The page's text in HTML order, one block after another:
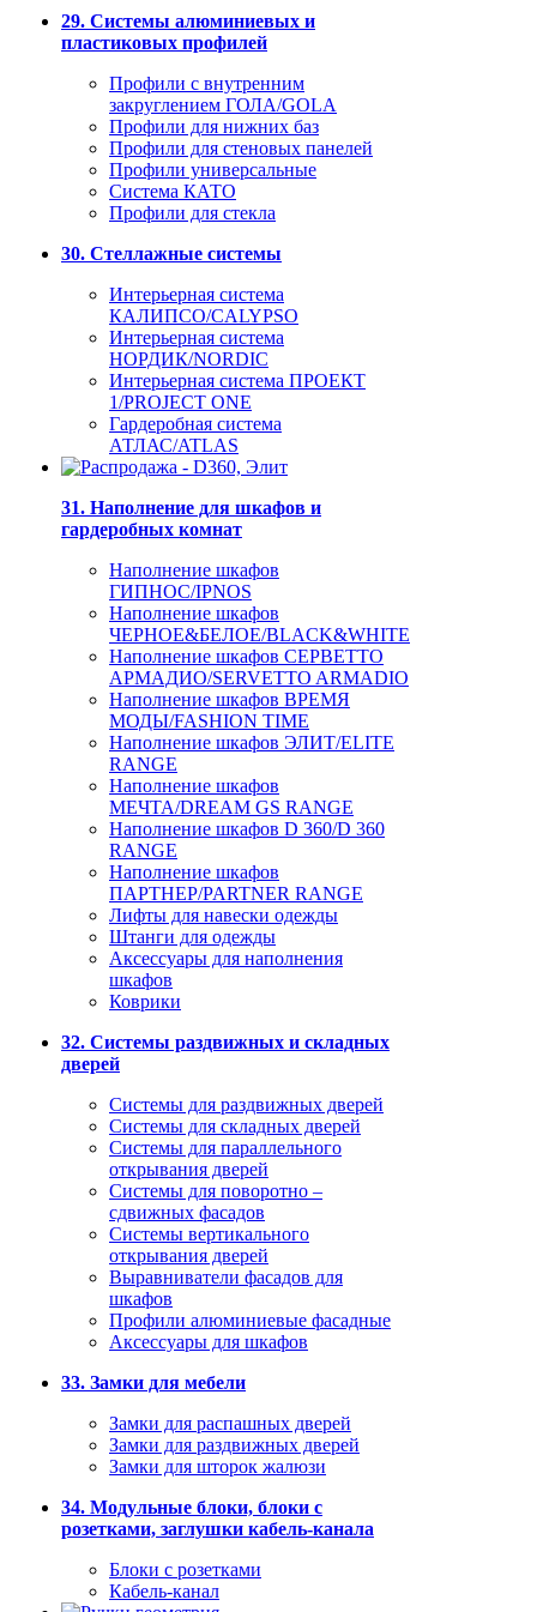
29. Системы алюминиевых и
пластиковых профилей
Профили с внутренним
закруглением ГОЛА/GOLA
Профили для нижних баз
Профили для стеновых панелей
Профили универсальные
Система КАТО
Профили для стекла
30. Стеллажные системы
Интерьерная система
КАЛИПСО/CALYPSO
Интерьерная система
НОРДИК/NORDIC
Интерьерная система ПРОЕКТ
1/PROJECT ONE
Гардеробная система
АТЛАС/ATLAS
31. Наполнение для шкафов и
гардеробных комнат
Наполнение шкафов
ГИПНОС/IPNOS
Наполнение шкафов
ЧЕРНОЕ&БЕЛОЕ/BLACK&WHITE
Наполнение шкафов СЕРВЕТТО
АРМАДИО/SERVETTO ARMADIO
Наполнение шкафов ВРЕМЯ
МОДЫ/FASHION TIME
Наполнение шкафов ЭЛИТ/ELITE
RANGE
Наполнение шкафов
МЕЧТА/DREAM GS RANGE
Наполнение шкафов D 360/D 360
RANGE
Наполнение шкафов
ПАРТНЕР/PARTNER RANGE
Лифты для навески одежды
Штанги для одежды
Аксессуары для наполнения
шкафов
Коврики
32. Системы раздвижных и складных
дверей
Системы для раздвижных дверей
Системы для складных дверей
Системы для параллельного
открывания дверей
Системы для поворотно –
сдвижных фасадов
Системы вертикального
открывания дверей
Выравниватели фасадов для
шкафов
Профили алюминиевые фасадные
Аксессуары для шкафов
33. Замки для мебели
Замки для распашных дверей
Замки для раздвижных дверей
Замки для шторок жалюзи
34. Модульные блоки, блоки с
розетками, заглушки кабель-канала
Блоки с розетками
Кабель-канал